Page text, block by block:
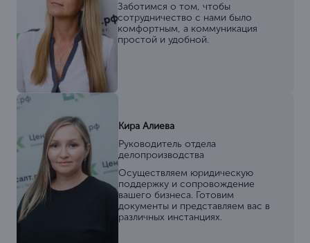
Заботимся о том, чтобы
сотрудничество с нами было
комфортным, а коммуникация
простой и удобной.
Кира Алиева
Руководитель отдела
делопроизводства
Осуществляем юридическую
поддержку и сопровождение
вашего бизнеса. Готовим
документы и представляем вас в
различных инстанциях.